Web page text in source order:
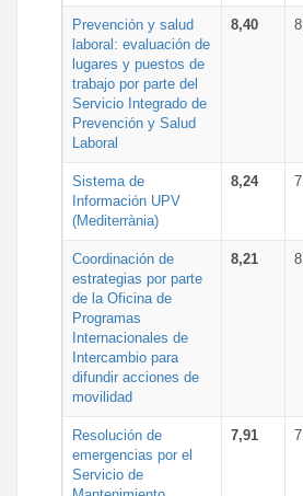
Prevención y salud
laboral: evaluación de
lugares y puestos de
trabajo por parte del
Servicio Integrado de
Prevención y Salud
Laboral
8,40
Sistema de
Información UPV
(Mediterrània)
8,24
Coordinación de
estrategias por parte
de la Oficina de
Programas
Internacionales de
Intercambio para
difundir acciones de
movilidad
8,21
Resolución de
emergencias por el
Servicio de
7,91